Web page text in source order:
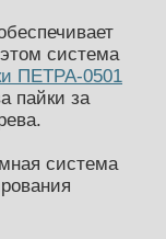
система
ПЕТРА-0501
пайки за
система